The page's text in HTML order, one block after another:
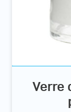
Verre